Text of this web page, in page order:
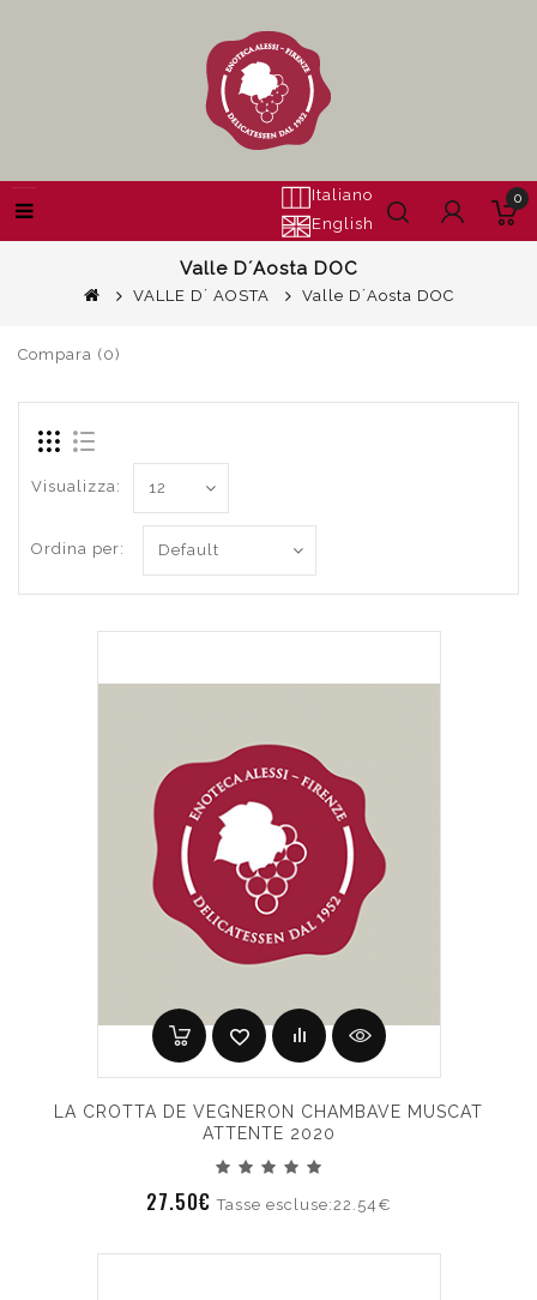
Italiano
English
0
Valle D´Aosta DOC
VALLE D´ AOSTA Valle D´Aosta DOC
Compara (0)
Visualizza:
Ordina per:
LA CROTTA DE VEGNERON CHAMBAVE MUSCAT
ATTENTE 2020
27.50€Tasse escluse:22.54€